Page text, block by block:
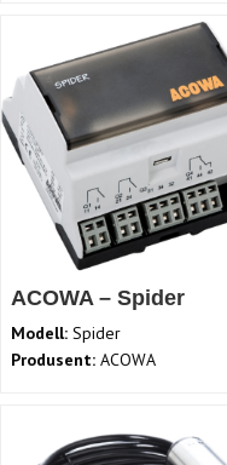
ACOWA – Spider
Modell: Spider
Produsent: ACOWA